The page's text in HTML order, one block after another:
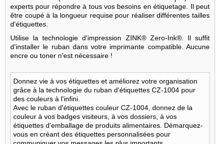
experts pour répondre à tous vos besoins en étiquetage. Il peut
être coupé à la longueur requise pour réaliser différentes tailles
d'étiquettes.
Utilise la technologie d'impression ZINK® Zero-Ink®. Il suffit
d'installer le ruban dans votre imprimante compatible. Aucune
encre ou toner n'est nécessaire !
Donnez vie à vos étiquettes et améliorez votre organisation
grâce à la technologie du ruban d'étiquettes CZ-1004 pour
des couleurs à l'infini.
Avec le ruban d'étiquettes couleur CZ-1004, donnez de la
couleur à vos badges visiteurs, à vos dossiers, à vos
étiquettes d'emballage de produits alimentaires. Démarquez-
vous en créant des étiquettes personnalisées pour